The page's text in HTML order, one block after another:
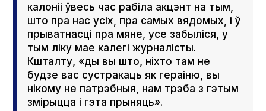
калоніі ўвесь час рабіла акцэнт на тым,
што пра нас усіх, пра самых вядомых, і ў
прыватнасці пра мяне, усе забыліся, у
тым ліку мае калегі журналісты.
Кшталту, «ды вы што, ніхто там не
будзе вас сустракаць як гераіню, вы
нікому не патрэбныя, нам трэба з гэтым
змірыцца і гэта прыняць».